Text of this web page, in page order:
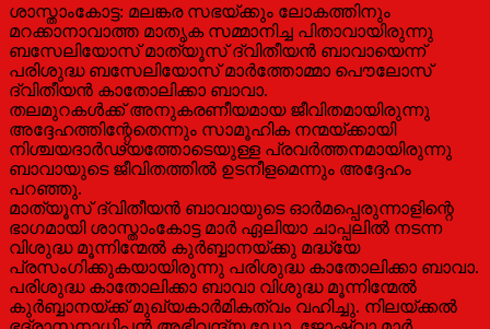
ശാസ്താംകോട്ട: മലങ്കര സഭയ്ക്കും ലോകത്തിനും
മറക്കാനാവാത്ത മാതൃക സമ്മാനിച്ച പിതാവായിരുന്നു
ബസേലിയോസ് മാത്യൂസ് ദ്വിതീയന്‍ ബാവായെന്ന്
പരിശുദ്ധ ബസേലിയോസ് മാര്‍ത്തോമ്മാ പൌലോസ്
ദ്വിതീയന്‍ കാതോലിക്കാ ബാവാ.
തലമുറകള്‍ക്ക് അനുകരണീയമായ ജീവിതമായിരുന്നു
അദ്ദേഹത്തിന്റേതെന്നും സാമൂഹിക നന്മയ്ക്കായി
നിശ്ചയദാര്‍ഢ്യത്തോടെയുള്ള പ്രവര്‍ത്തനമായിരുന്നു
ബാവായുടെ ജീവിതത്തില്‍ ഉടനീളമെന്നും അദ്ദേഹം
പറഞ്ഞു.
മാത്യൂസ് ദ്വിതീയന്‍ ബാവായുടെ ഓര്‍മപ്പെരുന്നാളിന്റെ
ഭാഗമായി ശാസ്താംകോട്ട മാര്‍ ഏലിയാ ചാപ്പലില്‍ നടന്ന
വിശുദ്ധ മൂന്നിന്മേല്‍ കുര്‍ബ്ബാനയ്ക്കു മദ്ധ്യേ
പ്രസംഗിക്കുകയായിരുന്നു പരിശുദ്ധ കാതോലിക്കാ ബാവാ.
പരിശുദ്ധ കാതോലിക്കാ ബാവാ വിശുദ്ധ മൂന്നിന്മേല്‍
കുര്‍ബ്ബാനയ്ക്ക് മുഖ്യകാര്‍മികത്വം വഹിച്ചു. നിലയ്ക്കല്‍